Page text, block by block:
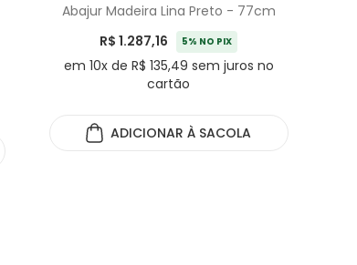
Abajur Madeira Lina Preto - 77cm
R$ 1.287,16
5% NO PIX
em 10x de R$ 135,49 sem juros no
cartão
ADICIONAR À SACOLA